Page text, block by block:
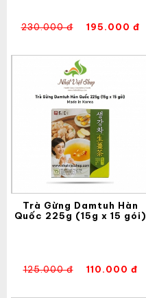
230.000 đ 195.000 đ
Trà Gừng Damtuh Hàn
Quốc 225g (15g x 15 gói)
125.000 đ 110.000 đ